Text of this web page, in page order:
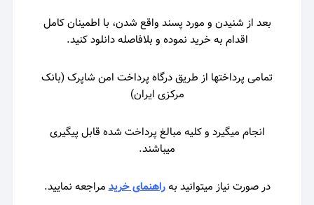
بعد از شنیدن و مورد پسند واقع شدن، با اطمینان کامل
اقدام به خرید نموده و بلافاصله دانلود کنید.
تمامی پرداختها از طریق درگاه پرداخت امن شاپرک (بانک
مرکزی ایران)
انجام میگیرد و کلیه مبالغ پرداخت شده قابل پیگیری
میباشند.
در صورت نیاز میتوانید به راهنمای خریدمراجعه نمایید.